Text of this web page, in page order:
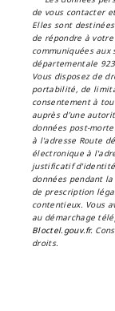
de vous contacter
Elles sont
de répondre à
communiquées
départementale
Vous disposez de
portabilité, de
consentement à
auprès d’une
données post-
à l'adresse Route
électronique à
justificatif d'identité
données pendant
de prescription
contentieux. Vous
au démarchage
Bloctel.gouv.fr.
droits.